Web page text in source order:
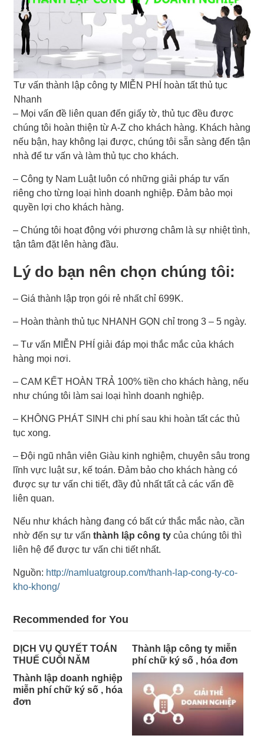
Tư vấn thành lập công ty MIỄN PHÍ hoàn tất thủ tục
Nhanh
– Mọi vấn đề liên quan đến giấy tờ, thủ tục đều được
chúng tôi hoàn thiện từ A-Z cho khách hàng. Khách hàng
nếu bận, hay không lại được, chúng tôi sẵn sàng đến tận
nhà để tư vấn và làm thủ tục cho khách.
– Công ty Nam Luật luôn có những giải pháp tư vấn
riêng cho từng loại hình doanh nghiệp. Đảm bảo mọi
quyền lợi cho khách hàng.
– Chúng tôi hoạt động với phương châm là sự nhiệt tình,
tận tâm đặt lên hàng đầu.
Lý do bạn nên chọn chúng tôi:
– Giá thành lập trọn gói rẻ nhất chỉ 699K.
– Hoàn thành thủ tục NHANH GỌN chỉ trong 3 – 5 ngày.
– Tư vấn MIỄN PHÍ giải đáp mọi thắc mắc của khách
hàng mọi nơi.
– CAM KẾT HOÀN TRẢ 100% tiền cho khách hàng, nếu
như chúng tôi làm sai loại hình doanh nghiệp.
– KHÔNG PHÁT SINH chi phí sau khi hoàn tất các thủ
tục xong.
– Đội ngũ nhân viên Giàu kinh nghiệm, chuyên sâu trong
lĩnh vực luật sư, kế toán. Đảm bảo cho khách hàng có
được sự tư vấn chi tiết, đầy đủ nhất tất cả các vấn đề
liên quan.
Nếu như khách hàng đang có bất cứ thắc mắc nào, cần
nhờ đến sự tư vấnthành lập công ty của chúng tôi thì
liên hệ để được tư vấn chi tiết nhất.
Nguồn: http://namluatgroup.com/thanh-lap-cong-ty-co-
kho-khong/
Recommended for You
DỊCH VỤ QUYẾT TOÁN
THUẾ CUỐI NĂM
Thành lập công ty miễn
phí chữ ký số , hóa đơn
Thành lập doanh nghiệp
miễn phí chữ ký số , hóa
đơn